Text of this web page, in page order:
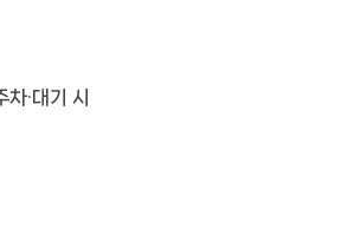
·대기 시